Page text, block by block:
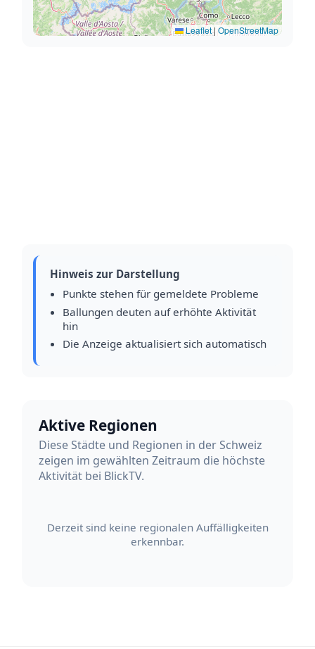
Leaflet| OpenStreetMap
Hinweis zur Darstellung
Punkte stehen für gemeldete Probleme
Ballungen deuten auf erhöhte Aktivität
hin
Die Anzeige aktualisiert sich automatisch
Aktive Regionen
Diese Städte und Regionen in der Schweiz
zeigen im gewählten Zeitraum die höchste
Aktivität bei BlickTV.
Derzeit sind keine regionalen Auffälligkeiten
erkennbar.